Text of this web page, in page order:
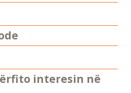
interesin në